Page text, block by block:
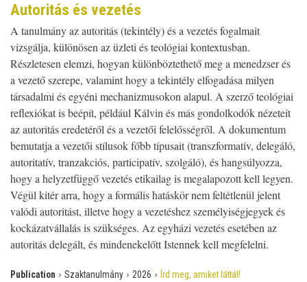
Autoritás és vezetés
A tanulmány az autoritás (tekintély) és a vezetés fogalmait
vizsgálja, különösen az üzleti és teológiai kontextusban.
Részletesen elemzi, hogyan különböztethető meg a menedzser és
a vezető szerepe, valamint hogy a tekintély elfogadása milyen
társadalmi és egyéni mechanizmusokon alapul. A szerző teológiai
reflexiókat is beépít, például Kálvin és más gondolkodók nézeteit
az autoritás eredetéről és a vezetői felelősségről. A dokumentum
bemutatja a vezetői stílusok főbb típusait (transzformatív, delegáló,
autoritatív, tranzakciós, participatív, szolgáló), és hangsúlyozza,
hogy a helyzetfüggő vezetés etikailag is megalapozott kell legyen.
Végül kitér arra, hogy a formális hatáskör nem feltétlenül jelent
valódi autoritást, illetve hogy a vezetéshez személyiségjegyek és
kockázatvállalás is szükséges. Az egyházi vezetés esetében az
autoritás delegált, és mindenekelőtt Istennek kell megfelelni.
Publication › Szaktanulmány › 2026 › Írd meg, amiket láttál!